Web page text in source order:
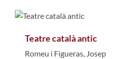
Teatre català antic
Romeu i Figueras, Josep